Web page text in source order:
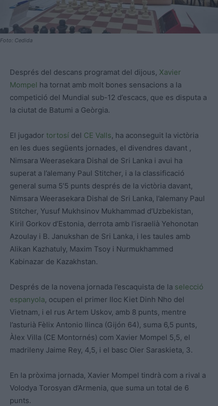
Foto: Cedida
Després del descans programat del dijous, Xavier
Mompel ha tornat amb molt bones sensacions a la
competició del Mundial sub-12 d’escacs, que es disputa a
la ciutat de Batumi a Geòrgia.
El jugador tortosí del CE Valls, ha aconseguit la victòria
en les dues següents jornades, el divendres davant ,
Nimsara Weerasekara Dishal de Sri Lanka i avui ha
superat a l’alemany Paul Stitcher, i a la classificació
general suma 5’5 punts després de la victòria davant,
Nimsara Weerasekara Dishal de Sri Lanka, l’alemany Paul
Stitcher, Yusuf Mukhsinov Mukhammad d’Uzbekistan,
Kiril Gorkov d’Estonia, derrota amb l’israelià Yehonotan
Azoulay i B. Janukshan de Sri Lanka, i les taules amb
Alikan Kazhatuly, Maxim Tsoy i Nurmukhammed
Kabinazar de Kazakhstan.
Després de la novena jornada l’escaquista de la selecció
espanyola, ocupen el primer lloc Kiet Dinh Nho del
Vietnam, i el rus Artem Uskov, amb 8 punts, mentre
l’asturià Fèlix Antonio Ilinca (Gijón 64), suma 6,5 punts,
Àlex Villa (CE Montornés) com Xavier Mompel 5,5, el
madrileny Jaime Rey, 4,5, i el basc Oier Saraskieta, 3.
En la pròxima jornada, Xavier Mompel tindrà com a rival a
Volodya Torosyan d’Armenia, que suma un total de 6
punts.